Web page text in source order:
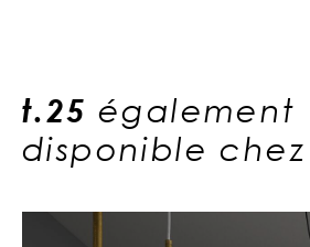
t.25 également
disponible chez